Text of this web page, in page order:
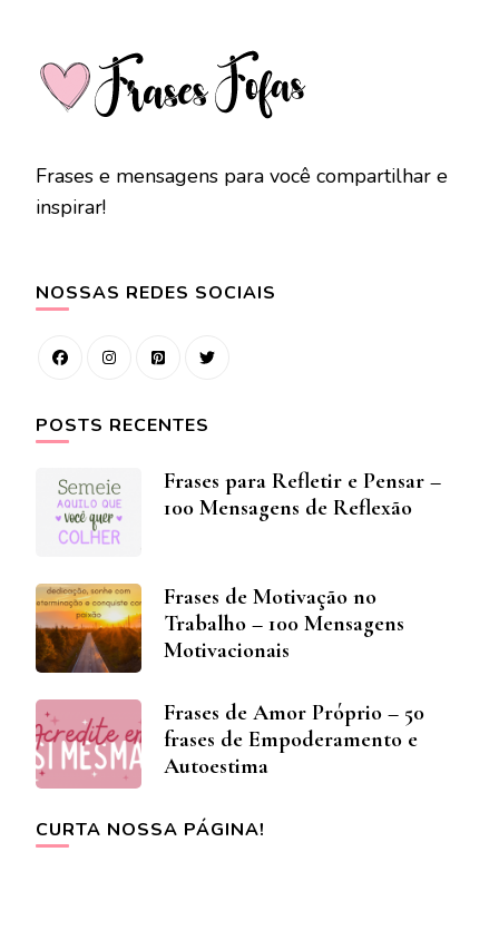
Frases e mensagens para você compartilhar e
inspirar!
NOSSAS REDES SOCIAIS
POSTS RECENTES
Frases para Refletir e Pensar –
100 Mensagens de Reflexão
Frases de Motivação no
Trabalho – 100 Mensagens
Motivacionais
Frases de Amor Próprio – 50
frases de Empoderamento e
Autoestima
CURTA NOSSA PÁGINA!